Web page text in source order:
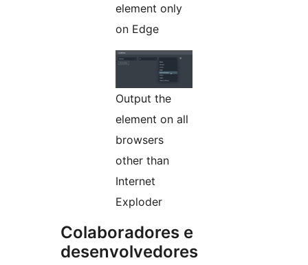
element only
on Edge
Output the
element on all
browsers
other than
Internet
Exploder
Colaboradores e
desenvolvedores